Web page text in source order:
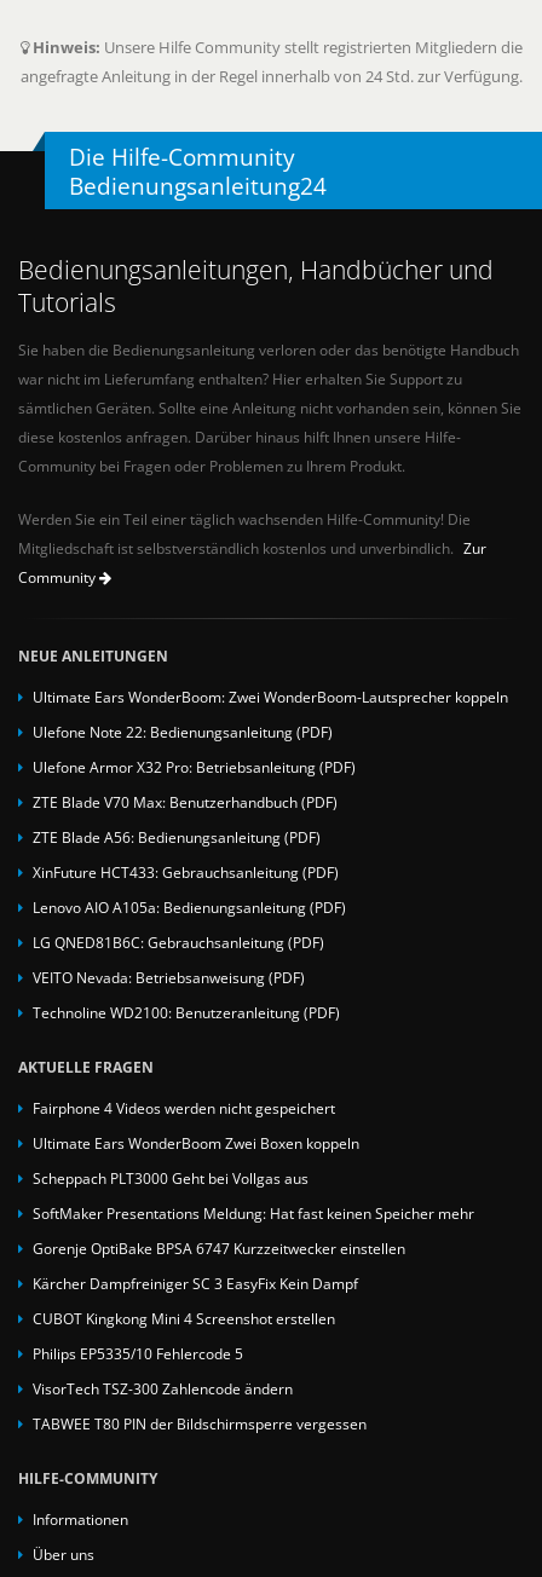
Hinweis: Unsere Hilfe Community stellt registrierten Mitgliedern die
angefragte Anleitung in der Regel innerhalb von 24 Std. zur Verfügung.
Die Hilfe-Community
Bedienungsanleitung24
Bedienungsanleitungen, Handbücher und
Tutorials
Sie haben die Bedienungsanleitung verloren oder das benötigte Handbuch
war nicht im Lieferumfang enthalten? Hier erhalten Sie Support zu
sämtlichen Geräten. Sollte eine Anleitung nicht vorhanden sein, können Sie
diese kostenlos anfragen. Darüber hinaus hilft Ihnen unsere Hilfe-
Community bei Fragen oder Problemen zu Ihrem Produkt.
Werden Sie ein Teil einer täglich wachsenden Hilfe-Community! Die
Mitgliedschaft ist selbstverständlich kostenlos und unverbindlich. Zur
Community
NEUE ANLEITUNGEN
Ultimate Ears WonderBoom: Zwei WonderBoom-Lautsprecher koppeln
Ulefone Note 22: Bedienungsanleitung (PDF)
Ulefone Armor X32 Pro: Betriebsanleitung (PDF)
ZTE Blade V70 Max: Benutzerhandbuch (PDF)
ZTE Blade A56: Bedienungsanleitung (PDF)
XinFuture HCT433: Gebrauchsanleitung (PDF)
Lenovo AIO A105a: Bedienungsanleitung (PDF)
LG QNED81B6C: Gebrauchsanleitung (PDF)
VEITO Nevada: Betriebsanweisung (PDF)
Technoline WD2100: Benutzeranleitung (PDF)
AKTUELLE FRAGEN
Fairphone 4 Videos werden nicht gespeichert
Ultimate Ears WonderBoom Zwei Boxen koppeln
Scheppach PLT3000 Geht bei Vollgas aus
SoftMaker Presentations Meldung: Hat fast keinen Speicher mehr
Gorenje OptiBake BPSA 6747 Kurzzeitwecker einstellen
Kärcher Dampfreiniger SC 3 EasyFix Kein Dampf
CUBOT Kingkong Mini 4 Screenshot erstellen
Philips EP5335/10 Fehlercode 5
VisorTech TSZ-300 Zahlencode ändern
TABWEE T80 PIN der Bildschirmsperre vergessen
HILFE-COMMUNITY
Informationen
Über uns